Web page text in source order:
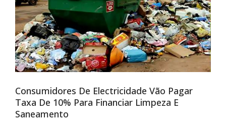
Consumidores De Electricidade Vão Pagar
Taxa De 10% Para Financiar Limpeza E
Saneamento